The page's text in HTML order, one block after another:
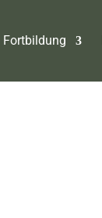
Fortbildung